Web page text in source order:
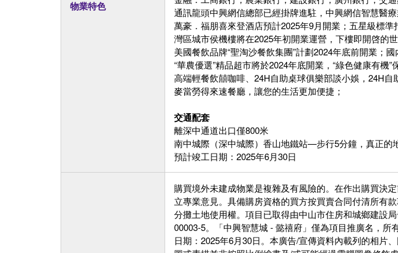
物業特色
通訊龍頭中興網信總部已經掛牌進駐，中興網信智慧醫
萬豪．福朋喜來登酒店預計2025年9月開業；五星級標準
灣區城市侯機樓將在2025年初開業運營，下樓即開啓的
美國餐飲品牌“聖淘沙餐飲集團”計劃2024年底前開業；
“華農優選”精品超市將於2024年底開業，“綠色健康有機”
高端輕餐飲囍咖啡、24H自助桌球俱樂部談小娛，24H
麥當勞得來速餐廳，讓您的生活更加便捷；
交通配套
離深中通道出口僅800米
南中城際（深中城際）香山地鐵站—步行5分鐘，真正的
預計竣工日期：2025年6月30日
購買境外未建成物業是複雜及有風險的。在作出購買決
立專業意見。具備購房資格的買方按買賣合同付清所有
分攤土地使用權。項目已取得由中山市住房和城鄉建設
00003-5。「中興智慧城 - 懿禧府」僅為項目推廣名，
日期：2025年6月30日。本廣告/宣傳資料內載列的相片